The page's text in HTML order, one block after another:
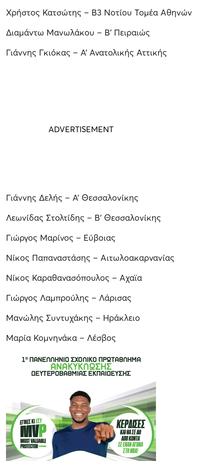
Χρήστος Κατσώτης – Β3 Νοτίου Τομέα Αθηνών
Διαμάντω Μανωλάκου – Β’ Πειραιώς
Γιάννης Γκιόκας – Α’ Ανατολικής Αττικής
Γιάννης Δελής – Α’ Θεσσαλονίκης
Λεωνίδας Στολτίδης – Β’ Θεσσαλονίκης
Γιώργος Μαρίνος – Εύβοιας
Νίκος Παπαναστάσης – Αιτωλοακαρνανίας
Νίκος Καραθανασόπουλος – Αχαϊα
Γιώργος Λαμπρούλης – Λάρισας
Μανώλης Συντυχάκης – Ηράκλειο
Μαρία Κομνηνάκα – Λέσβος